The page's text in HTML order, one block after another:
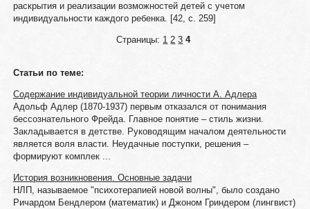
раскрытия и реализации возможностей детей с учетом
индивидуальности каждого ребенка. [42, с. 259]
Страницы: 1 2 3 4
Статьи по теме:
Содержание индивидуальной теории личности А. Адлера
Адольф Адлер (1870-1937) первым отказался от понимания
бессознательного Фрейда. Главное понятие – стиль жизни.
Закладывается в детстве. Руководящим началом деятельности
является воля власти. Неудачные поступки, решения –
формируют комплек ...
История возникновения. Основные задачи
HЛП, называемое "психотерапией новой волны", было создано
Ричардом Бендлером (математик) и Джоном Гриндером (лингвист)